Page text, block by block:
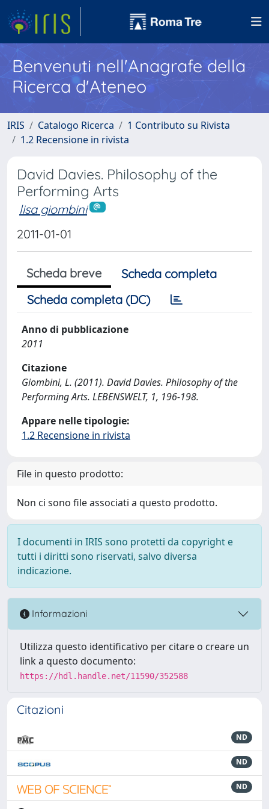
Benvenuti nell'Anagrafe della
Ricerca d'Ateneo
IRIS Catalogo Ricerca
1 Contributo su Rivista
1.2 Recensione in rivista
David Davies. Philosophy of the
Performing Arts
lisa giombini
2011-01-01
Scheda breve
Scheda completa
Scheda completa (DC)
Anno di pubblicazione
2011
Citazione
Giombini, L. (2011). David Davies. Philosophy of the
Performing Arts. LEBENSWELT, 1, 196-198.
Appare nelle tipologie:
1.2 Recensione in rivista
File in questo prodotto:
Non ci sono file associati a questo prodotto.
I documenti in IRIS sono protetti da copyright e
tutti i diritti sono riservati, salvo diversa
indicazione.
Informazioni
Utilizza questo identificativo per citare o creare un
link a questo documento:
https://hdl.handle.net/11590/352588
Citazioni
ND
ND
ND